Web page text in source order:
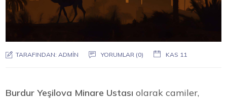
TARAFINDAN: ADMIN YORUMLAR (0) KAS 11
Burdur Yeşilova Minare Ustası olarak camiler,